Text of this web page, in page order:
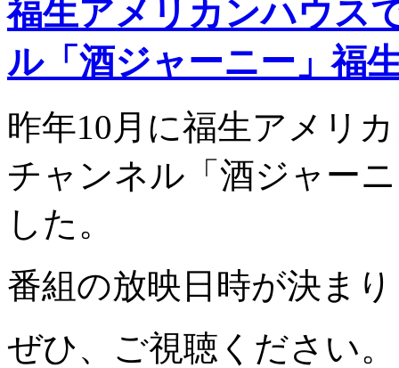
福生アメリカンハウス
ル「酒ジャーニー」福
昨年10月に福生アメリ
チャンネル「酒ジャー
した。
番組の放映日時が決ま
ぜひ、ご視聴ください。